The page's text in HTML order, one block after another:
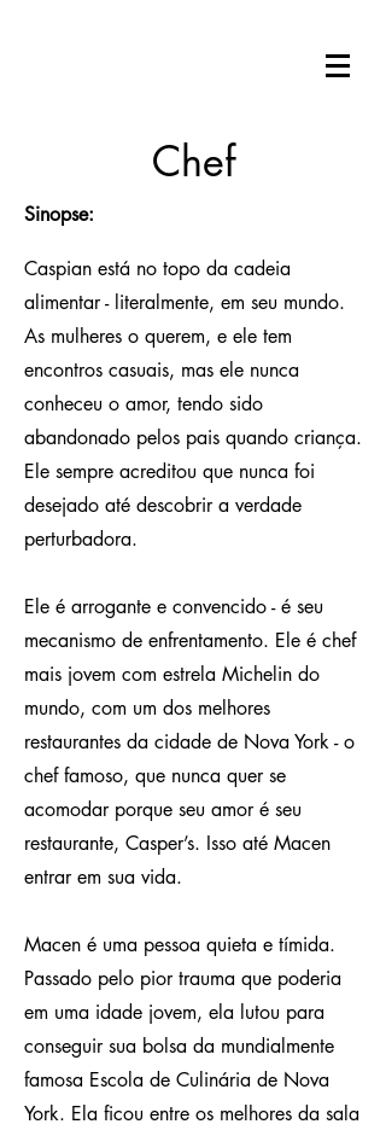
Chef
Sinopse:
Caspian está no topo da cadeia
alimentar - literalmente, em seu mundo.
As mulheres o querem, e ele tem
encontros casuais, mas ele nunca
conheceu o amor, tendo sido
abandonado pelos pais quando criança.
Ele sempre acreditou que nunca foi
desejado até descobrir a verdade
perturbadora.
Ele é arrogante e convencido - é seu
mecanismo de enfrentamento. Ele é chef
mais jovem com estrela Michelin do
mundo, com um dos melhores
restaurantes da cidade de Nova York - o
chef famoso, que nunca quer se
acomodar porque seu amor é seu
restaurante, Casper’s. Isso até Macen
entrar em sua vida.
Macen é uma pessoa quieta e tímida.
Passado pelo pior trauma que poderia
em uma idade jovem, ela lutou para
conseguir sua bolsa da mundialmente
famosa Escola de Culinária de Nova
York. Ela ficou entre os melhores da sala